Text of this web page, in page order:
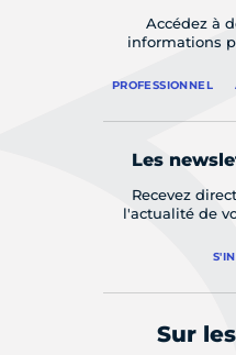
Accédez à
informations
PROFESSIONNEL
Les
Recevez
l'actualité de
Sur